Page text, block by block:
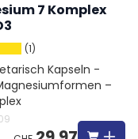
7 Komplex
(1)
Kapseln -
–